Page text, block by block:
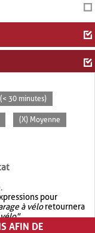
30 minutes)
(X) Moyenne
pour
à véloretournera
.
OR.garage OR vélo
AFIN DE